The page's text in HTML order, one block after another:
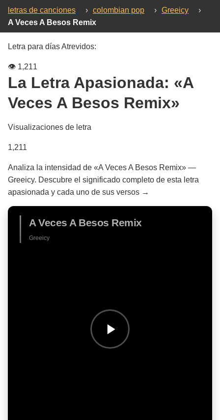
letras de canciones › colombian pop › Greeicy
›
A Veces A Besos Remix
Letra para días Atrevidos:
👁️ 1,211
La Letra Apasionada: «A
Veces A Besos Remix»
Visualizaciones de letra
1,211
Analiza la intensidad de «A Veces A Besos Remix» —
Greeicy. Descubre el significado completo de esta letra
apasionada y cada uno de sus versos →
A Veces A Besos Remix
Greeicy